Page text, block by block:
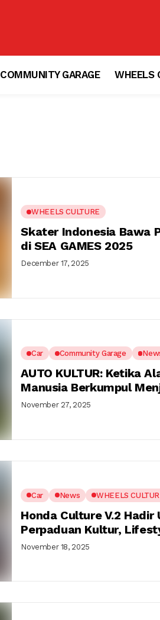
COMMUNITY GARAGE WHEELS
WHEELS CULTURE
Skater Indonesia Bawa
di SEA GAMES 2025
December 17, 2025
Car Community Garage
AUTO KULTUR: Ketika
Manusia Berkumpul
November 27, 2025
Car News WHEELS
Honda Culture V.2 Hadir
Perpaduan Kultur,
November 18, 2025